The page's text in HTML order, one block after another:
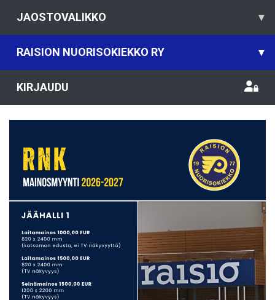
JAOSTOVALIKKO ▾
RAISION NUORISOKIEKKO RY ▾
KIRJAUDU